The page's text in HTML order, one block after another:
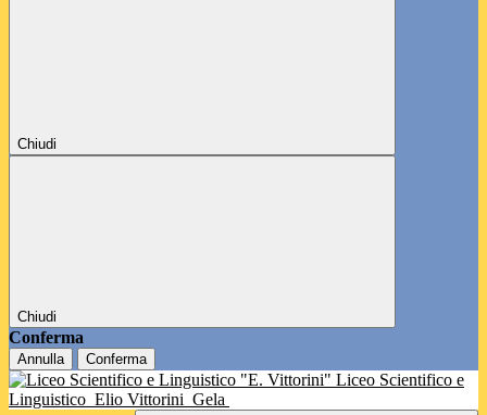
Chiudi
Chiudi
Conferma
Annulla Conferma
Liceo Scientifico e
Linguistico Elio Vittorini Gela